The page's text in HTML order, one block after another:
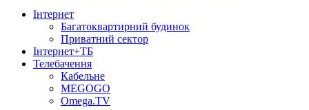
Інтернет
Багатоквартирний будинок
Приватний сектор
Інтернет+ТБ
Телебачення
Кабельне
MEGOGO
Omega.TV